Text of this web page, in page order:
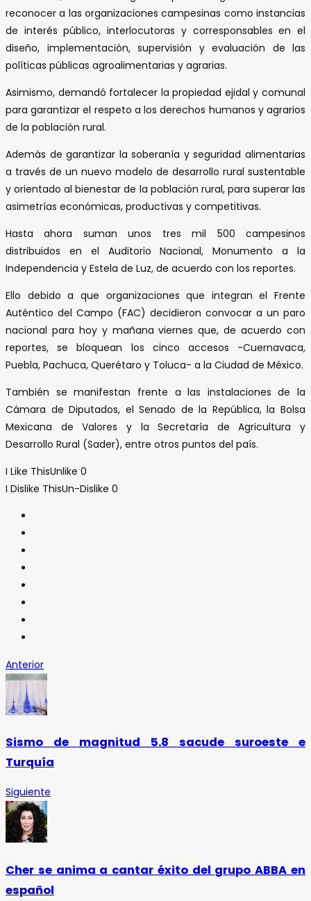
reconocer a las organizaciones campesinas como instancias
de interés público, interlocutoras y corresponsables en el
diseño, implementación, supervisión y evaluación de las
políticas públicas agroalimentarias y agrarias.
Asimismo, demandó fortalecer la propiedad ejidal y comunal
para garantizar el respeto a los derechos humanos y agrarios
de la población rural.
Además de garantizar la soberanía y seguridad alimentarias
a través de un nuevo modelo de desarrollo rural sustentable
y orientado al bienestar de la población rural, para superar las
asimetrías económicas, productivas y competitivas.
Hasta ahora suman unos tres mil 500 campesinos
distribuidos en el Auditorio Nacional, Monumento a la
Independencia y Estela de Luz, de acuerdo con los reportes.
Ello debido a que organizaciones que integran el Frente
Auténtico del Campo (FAC) decidieron convocar a un paro
nacional para hoy y mañana viernes que, de acuerdo con
reportes, se bloquean los cinco accesos -Cuernavaca,
Puebla, Pachuca, Querétaro y Toluca- a la Ciudad de México.
También se manifestan frente a las instalaciones de la
Cámara de Diputados, el Senado de la República, la Bolsa
Mexicana de Valores y la Secretaría de Agricultura y
Desarrollo Rural (Sader), entre otros puntos del país.
I Like ThisUnlike 0
I Dislike ThisUn-Dislike 0
Anterior
Sismo de magnitud 5.8 sacude suroeste e
Turquía
Siguiente
Cher se anima a cantar éxito del grupo ABBA en
español